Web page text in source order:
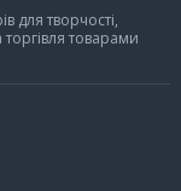
для творчості,
торгівля товарами